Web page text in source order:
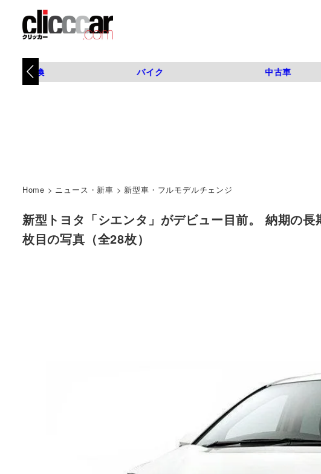
タイヤ交換 バイク 中古車
Home > ニュース・新車 > 新型車・フルモデルチェンジ
新型トヨタ「シエンタ」がデビュー目前。 納期の
枚目の写真（全28枚）